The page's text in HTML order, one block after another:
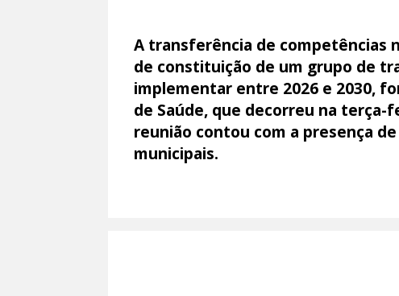
A transferência de competências
de constituição de um grupo de
implementar entre 2026 e 2030,
de Saúde, que decorreu na terça-
reunião contou com a presença
municipais.